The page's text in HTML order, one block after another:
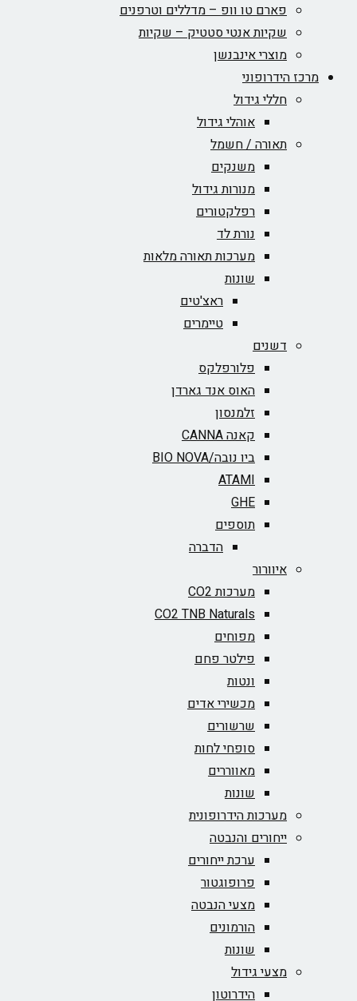
פארם טו וופ – מדללים וטרפנים
שקיות אנטי סטטיק – שקיות
מוצרי אינבנשן
מרכז הידרופוני
חללי גידול
אוהלי גידול
תאורה / חשמל
משנקים
מנורות גידול
רפלקטורים
נורת לד
מערכות תאורה מלאות
שונות
ראצ'טים
טיימרים
דשנים
פלורפלקס
האוס אנד גארדן
זלמנסון
קאנה CANNA
ביו נובה/BIO NOVA‏
ATAMI
GHE
תוספים
הדברה
איוורור
מערכות CO2
CO2 TNB Naturals
מפוחים
פילטר פחם
ונטות
מכשירי אדים
שרשורים
סופחי לחות
מאווררים
שונות
מערכות הידרופונית
ייחורים והנבטה
ערכת ייחורים
פרופוגטור
מצעי הנבטה
הורמונים
שונות
מצעי גידול
הידרוטון